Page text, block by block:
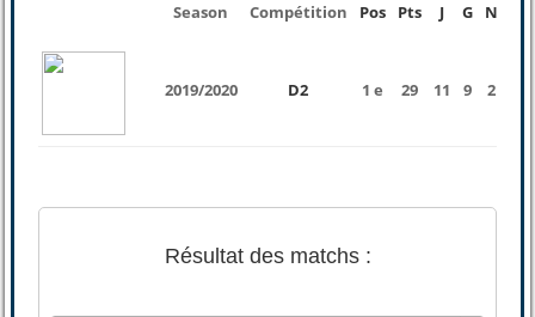
Season
Compétition Pos Pts J G N
2019/2020 D2 1 e 29 11 9 2
Résultat des matchs :